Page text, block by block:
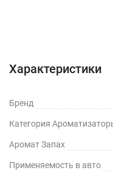
Характеристики
Бренд
Категория
Аромат Запах
Применяемость в авто